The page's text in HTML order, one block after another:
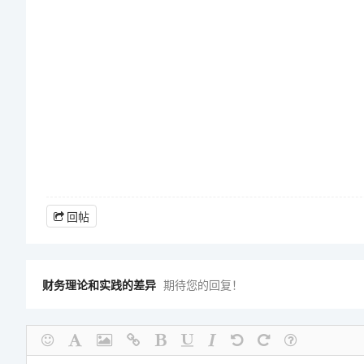
回帖
财务理论和实践的差异 期待您的回复！